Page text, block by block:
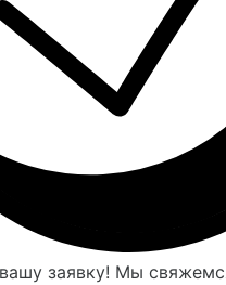
заявку! Мы